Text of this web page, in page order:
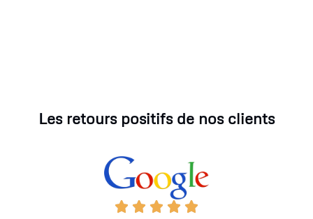
Les retours positifs de nos clients